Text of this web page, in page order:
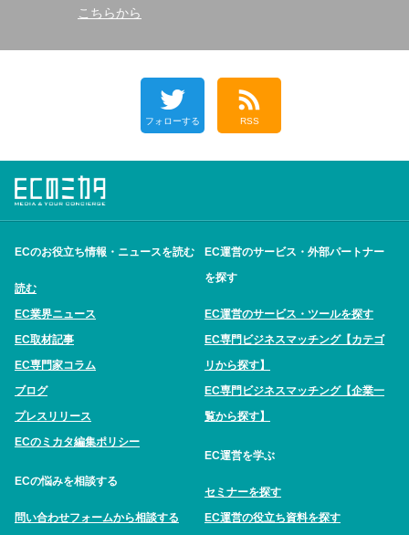
こちらから
フォローする RSS
ECのお役立ち情報・ニュースを読む
読む
EC業界ニュース
EC取材記事
EC専門家コラム
ブログ
プレスリリース
ECのミカタ編集ポリシー
ECの悩みを相談する
問い合わせフォームから相談する
EC運営のサービス・外部パートナー
を探す
EC運営のサービス・ツールを探す
EC専門ビジネスマッチング【カテゴ
リから探す】
EC専門ビジネスマッチング【企業一
覧から探す】
EC運営を学ぶ
セミナーを探す
EC運営の役立ち資料を探す